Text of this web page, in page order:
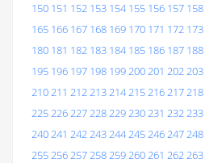
150 151 152 153 154 155 156 157 158
165 166 167 168 169 170 171 172 173
180 181 182 183 184 185 186 187 188
195 196 197 198 199200201 202203
210211 212213214215216217218
225226227228229230231 232233
240241 242243244245246247248
255256257258259260261 262263